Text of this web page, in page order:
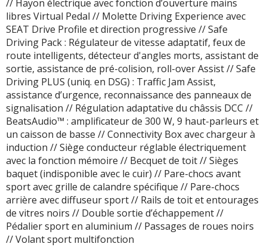
// Hayon électrique avec fonction d’ouverture mains
libres Virtual Pedal // Molette Driving Experience avec
SEAT Drive Profile et direction progressive // Safe
Driving Pack : Régulateur de vitesse adaptatif, feux de
route intelligents, détecteur d'angles morts, assistant de
sortie, assistance de pré-colision, roll-over Assist // Safe
Driving PLUS (uniq. en DSG) : Traffic Jam Assist,
assistance d’urgence, reconnaissance des panneaux de
signalisation // Régulation adaptative du châssis DCC //
BeatsAudio™ : amplificateur de 300 W, 9 haut-parleurs et
un caisson de basse // Connectivity Box avec chargeur à
induction // Siège conducteur réglable électriquement
avec la fonction mémoire // Becquet de toit // Sièges
baquet (indisponible avec le cuir) // Pare-chocs avant
sport avec grille de calandre spécifique // Pare-chocs
arrière avec diffuseur sport // Rails de toit et entourages
de vitres noirs // Double sortie d’échappement //
Pédalier sport en aluminium // Passages de roues noirs
// Volant sport multifonction